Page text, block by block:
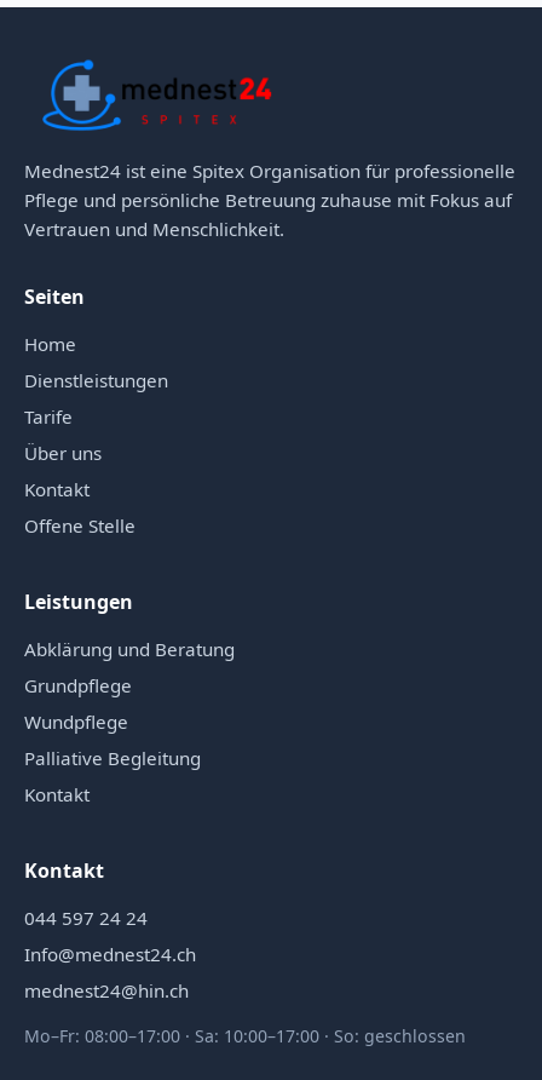
Mednest24 ist eine Spitex Organisation für professionelle
Pflege und persönliche Betreuung zuhause mit Fokus auf
Vertrauen und Menschlichkeit.
Seiten
Home
Dienstleistungen
Tarife
Über uns
Kontakt
Offene Stelle
Leistungen
Abklärung und Beratung
Grundpflege
Wundpflege
Palliative Begleitung
Kontakt
Kontakt
044 597 24 24
Info@mednest24.ch
mednest24@hin.ch
Mo–Fr: 08:00–17:00 · Sa: 10:00–17:00 · So: geschlossen